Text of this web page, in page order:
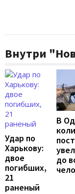
Внутри
Удар по
Харькову:
двое
погибших,
21
раненый
В
до